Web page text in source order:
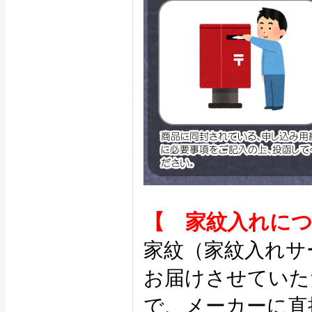
【 家紋入れに
家紋（家紋入れ
お届けさせてい
で、メーカーに